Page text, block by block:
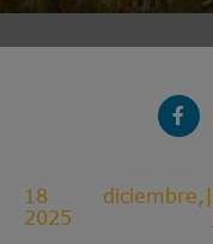
18 diciembre,
2025